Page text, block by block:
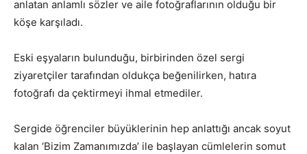
anlatan anlamlı sözler ve aile fotoğraflarının olduğu bir
köşe karşıladı.
Eski eşyaların bulunduğu, birbirinden özel sergi
ziyaretçiler tarafından oldukça beğenilirken, hatıra
fotoğrafı da çektirmeyi ihmal etmediler.
Sergide öğrenciler büyüklerinin hep anlattığı ancak soyut
kalan ‘Bizim Zamanımızda’ ile başlayan cümlelerin somut